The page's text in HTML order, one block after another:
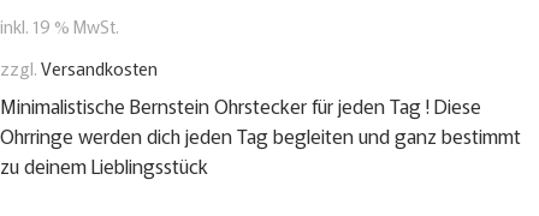
inkl. 19 % MwSt.
zzgl.Versandkosten
Minimalistische Bernstein Ohrstecker für jeden Tag ! Diese
Ohrringe werden dich jeden Tag begleiten und ganz bestimmt
zu deinem Lieblingsstück